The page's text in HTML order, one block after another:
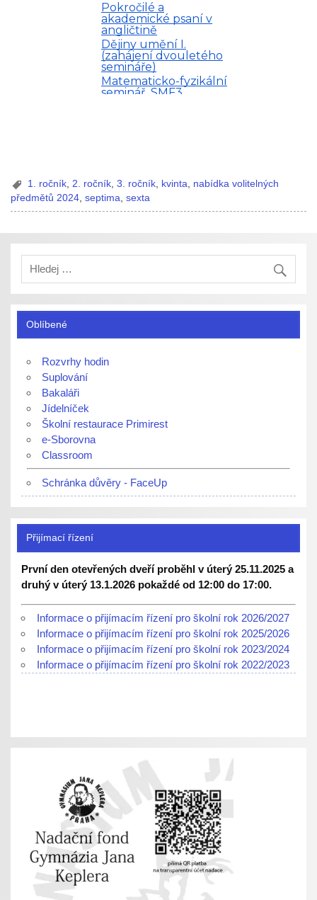
1. ročník 2. ročník ,3. ročník kvinta
nabídka volitelných
předmětů 2024,septima,sexta
Oblíbené
Rozvrhy hodin
Suplování
Bakaláři
Jídelníček
Školní restaurace Primirest
e-Sborovna
Classroom
Schránka důvěry - FaceUp
Přijímací řízení
První den otevřených dveří proběhl v úterý 25.11.2025 a
druhý v úterý 13.1.2026 pokaždé od 12:00 do 17:00.
Informace o přijímacím řízení pro školní rok 2026/2027
Informace o přijímacím řízení pro školní rok 2025/2026
Informace o přijímacím řízení pro školní rok 2023/2024
Informace o přijímacím řízení pro školní rok 2022/2023